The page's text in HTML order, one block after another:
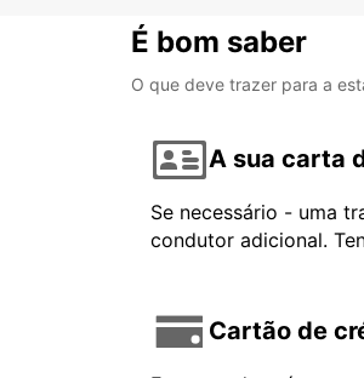
É bom saber
O que deve trazer para a
A sua carta
Se necessário - uma
condutor adicional.
Cartão de